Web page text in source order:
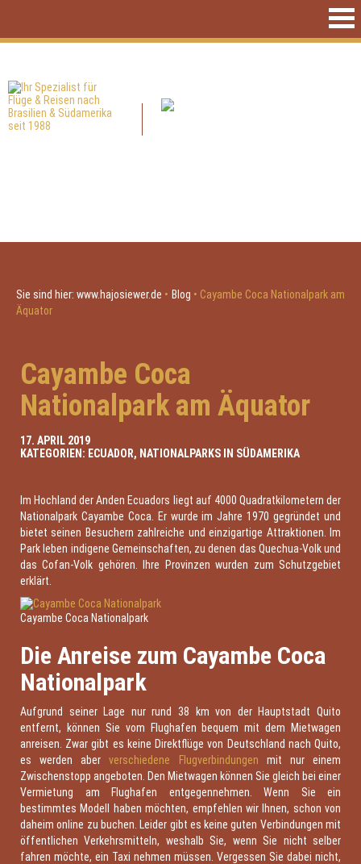
Sie sind hier:www.hajosiewer.de • Blog • Cayambe Coca Nationalpark am
Äquator
Cayambe Coca
Nationalpark am Äquator
17. APRIL 2019
KATEGORIEN: ECUADOR, NATIONALPARKS IN SÜDAMERIKA
Im Hochland der Anden Ecuadors liegt auf 4000 Quadratkilometern der
Nationalpark Cayambe Coca. Er wurde im Jahre 1970 gegründet und
bietet seinen Besuchern zahlreiche und einzigartige Attraktionen. Im
Park leben indigene Gemeinschaften, zu denen das Quechua-Volk und
das Cofan-Volk gehören. Ihre Provinzen wurden zum Schutzgebiet
erklärt.
Cayambe Coca Nationalpark
Die Anreise zum Cayambe Coca
Nationalpark
Aufgrund seiner Lage nur rund 38 km von der Hauptstadt Quito
entfernt, können Sie vom Flughafen bequem mit dem Mietwagen
anreisen. Zwar gibt es keine Direktflüge von Deutschland nach Quito,
es werden aberverschiedene Flugverbindungen mit nur einem
Zwischenstopp angeboten. Den Mietwagen können Sie gleich bei einer
Vermietung am Flughafen entgegennehmen. Wenn Sie ein
bestimmtes Modell haben möchten, empfehlen wir Ihnen, schon von
daheim online zu buchen. Leider gibt es keine guten Verbindungen mit
öffentlichen Verkehrsmitteln, weshalb Sie, wenn Sie nicht selber
fahren möchte, ein Taxi nehmen müssen. Vergessen Sie dabei nicht,